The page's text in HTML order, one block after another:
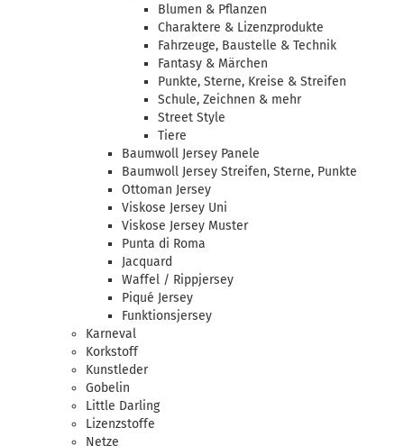
Blumen & Pflanzen
Charaktere & Lizenzprodukte
Fahrzeuge, Baustelle & Technik
Fantasy & Märchen
Punkte, Sterne, Kreise & Streifen
Schule, Zeichnen & mehr
Street Style
Tiere
Baumwoll Jersey Panele
Baumwoll Jersey Streifen, Sterne, Punkte
Ottoman Jersey
Viskose Jersey Uni
Viskose Jersey Muster
Punta di Roma
Jacquard
Waffel / Rippjersey
Piqué Jersey
Funktionsjersey
Karneval
Korkstoff
Kunstleder
Gobelin
Little Darling
Lizenzstoffe
Netze